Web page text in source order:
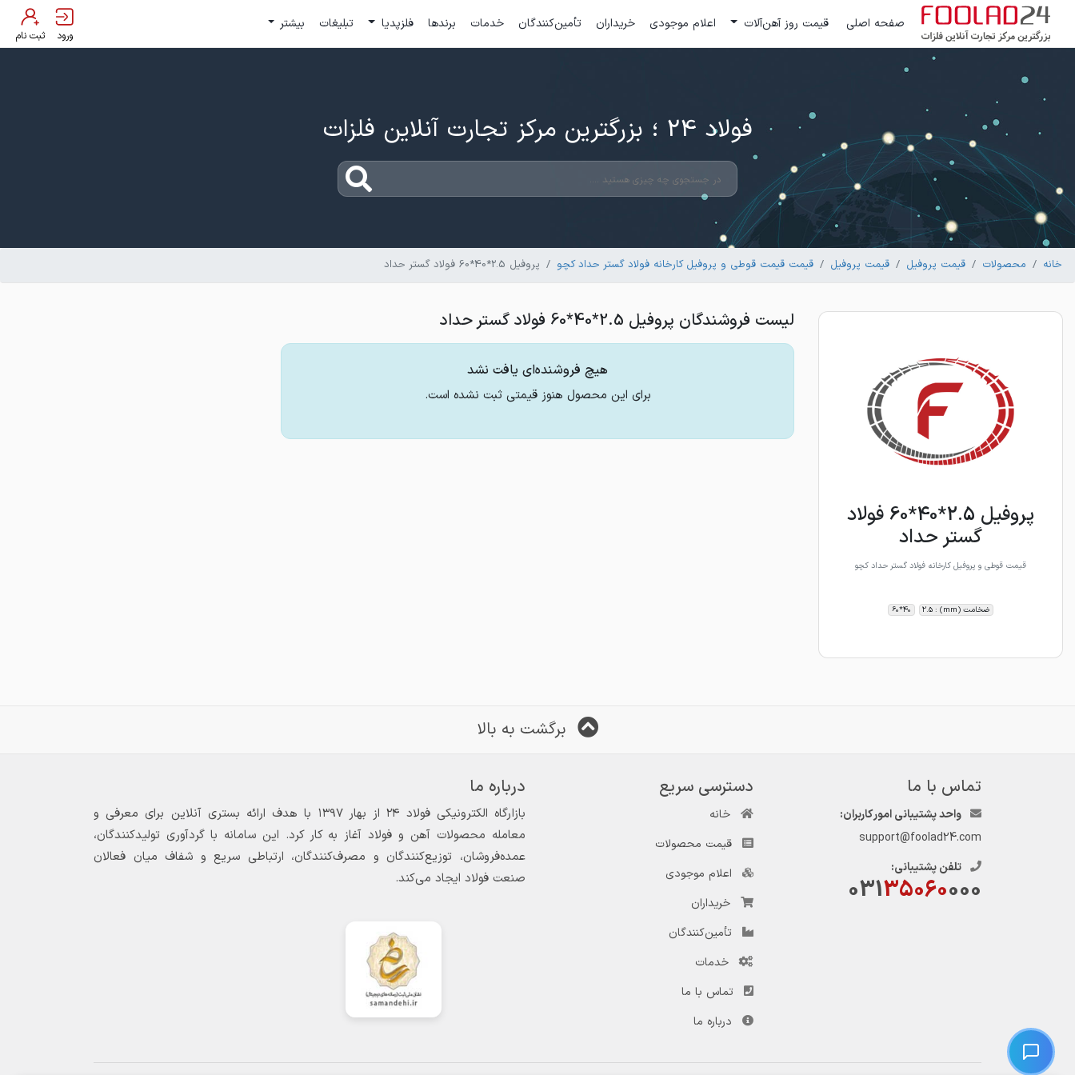
صفحه اصلی قیمت روز آهن‌آلات اعلام موجودی خریداران تأمین‌کنندگان خدمات برندها فلزپدیا تبلیغات بیشتر
ورود ثبت نام
فولاد 24 ؛ بزرگترین مرکز تجارت آنلاین فلزات
خانه محصولات قیمت پروفیل قیمت پروفیل قیمت قیمت قوطی و پروفیل کارخانه فولاد گستر حداد کچو پروفیل 2.5*40*60 فولاد گستر حداد
پروفیل 2.5*40*60 فولاد
گستر حداد
قیمت قوطی و پروفیل کارخانه فولاد گستر حداد کچو
ضخامت (mm) : 2.5 40*60
لیست فروشندگان پروفیل 2.5*40*60 فولاد گستر حداد
هیچ فروشنده‌ای یافت نشد
برای این محصول هنوز قیمتی ثبت نشده است.
برگشت به بالا
تماس با ما
واحد پشتیبانی امور کاربران:
support@foolad24.com
تلفن پشتیبانی:
03135060000
دسترسی سریع
خانه
قیمت محصولات
اعلام موجودی
خریداران
تأمین‌کنندگان
خدمات
تماس با ما
درباره ما
درباره ما
بازارگاه الکترونیکی فولاد ۲۴ از بهار ۱۳۹۷ با هدف ارائه بستری آنلاین برای معرفی و
معامله محصولات آهن و فولاد آغاز به کار کرد. این سامانه با گردآوری تولیدکنندگان،
عمده‌فروشان، توزیع‌کنندگان و مصرف‌کنندگان، ارتباطی سریع و شفاف میان فعالان
صنعت فولاد ایجاد می‌کند.